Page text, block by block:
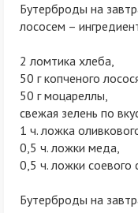
Бутерброды на
лососем –
2 ломтика хлеба,
50 г копченого
50 г моцареллы,
свежая зелень по
1 ч. ложка
0,5 ч. ложки меда,
0,5 ч. ложки соевого
Бутерброды на